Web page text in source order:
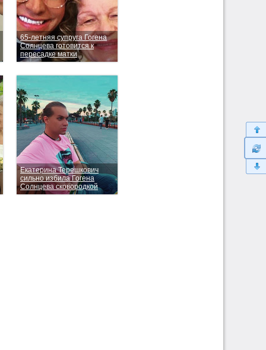
65-летняя супруга Гогена
Солнцева готовится к
пересадке матки
Екатерина Терешкович
сильно избила Гогена
Солнцева сковородкой